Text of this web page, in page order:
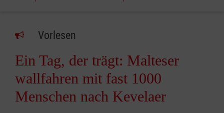
Vorlesen
Ein Tag, der trägt: Malteser
wallfahren mit fast 1000
Menschen nach Kevelaer